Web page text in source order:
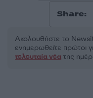
Share:
Ακολουθήστε το
ενημερωθείτε πρώτοι
τελευταία νέα της